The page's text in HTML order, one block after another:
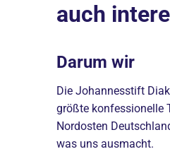
auch
Darum wir
Die Johannesstift
größte konfessionelle
Nordosten
was uns ausmacht.